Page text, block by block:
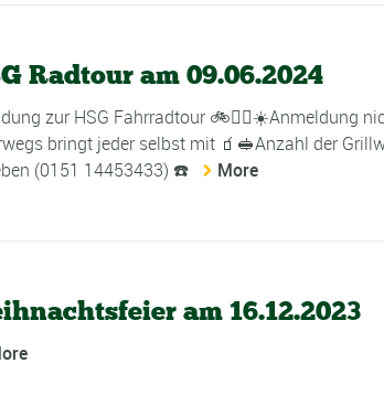
Radtour am 09.06.2024
zur HSG Fahrradtour 🚲🤾‍♂️☀️Anmeldung
bringt jeder selbst mit 🧃🥪Anzahl der
(0151 14453433) ☎️
More
am 16.12.2023